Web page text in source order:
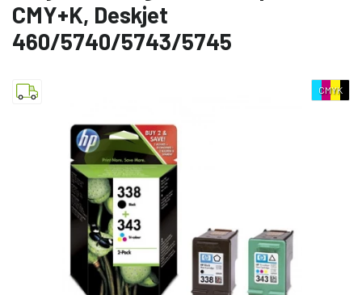
CMY+K, Deskjet
460/5740/5743/5745
CMYK